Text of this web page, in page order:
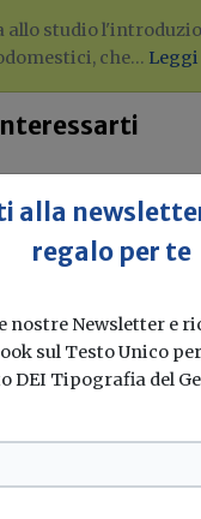
allo studio
che... Leggi
dei conti
ue
e
alla
regalo per te
nostre Newsletter e
sul Testo Unico
DEI Tipografia del